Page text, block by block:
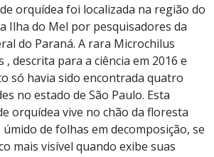
orquídea foi localizada na região do
Ilha do Mel por pesquisadores da
do Paraná. A rara Microchilus
descrita para a ciência em 2016 e
só havia sido encontrada quatro
no estado de São Paulo. Esta
orquídea vive no chão da floresta
de folhas em decomposição, se
mais visível quando exibe suas